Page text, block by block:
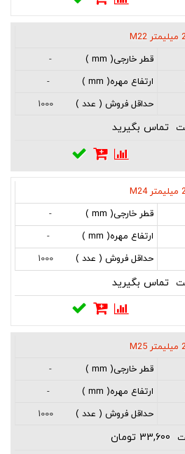
-
-
1000
تماس بگیرید
-
-
1000
تماس بگیرید
-
-
1000